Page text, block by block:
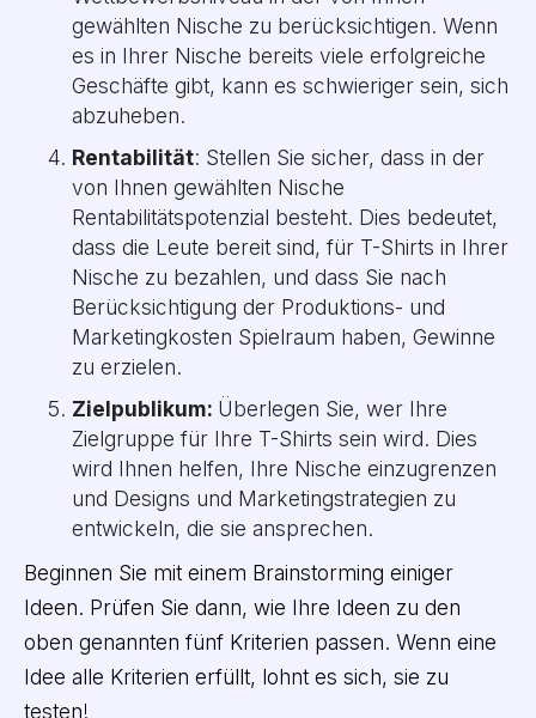
gewählten Nische zu berücksichtigen. Wenn
es in Ihrer Nische bereits viele erfolgreiche
Geschäfte gibt, kann es schwieriger sein, sich
abzuheben.
Rentabilität: Stellen Sie sicher, dass in der
von Ihnen gewählten Nische
Rentabilitätspotenzial besteht. Dies bedeutet,
dass die Leute bereit sind, für T-Shirts in Ihrer
Nische zu bezahlen, und dass Sie nach
Berücksichtigung der Produktions- und
Marketingkosten Spielraum haben, Gewinne
zu erzielen.
Zielpublikum: Überlegen Sie, wer Ihre
Zielgruppe für Ihre T-Shirts sein wird. Dies
wird Ihnen helfen, Ihre Nische einzugrenzen
und Designs und Marketingstrategien zu
entwickeln, die sie ansprechen.
Beginnen Sie mit einem Brainstorming einiger
Ideen. Prüfen Sie dann, wie Ihre Ideen zu den
oben genannten fünf Kriterien passen. Wenn eine
Idee alle Kriterien erfüllt, lohnt es sich, sie zu
testen!